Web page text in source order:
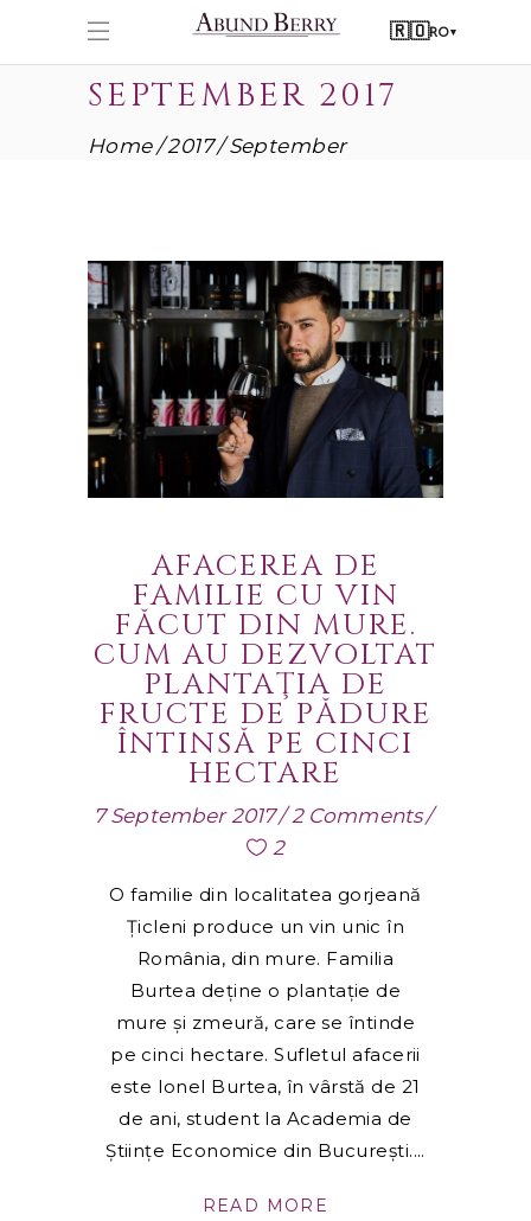
🇷🇴RO▾
SEPTEMBER 2017
Home 2017 September
AFACEREA DE
FAMILIE CU VIN
FĂCUT DIN MURE.
CUM AU DEZVOLTAT
PLANTAŢIA DE
FRUCTE DE PĂDURE
ÎNTINSĂ PE CINCI
HECTARE
7 September 2017
2 Comments
2
O familie din localitatea gorjeană
Ţicleni produce un vin unic în
România, din mure. Familia
Burtea deţine o plantaţie de
mure şi zmeură, care se întinde
pe cinci hectare. Sufletul afacerii
este Ionel Burtea, în vârstă de 21
de ani, student la Academia de
Ştiinţe Economice din Bucureşti.
READ MORE